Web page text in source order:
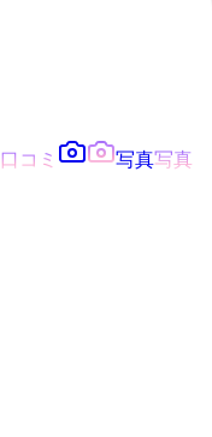
口コミ 写真写真